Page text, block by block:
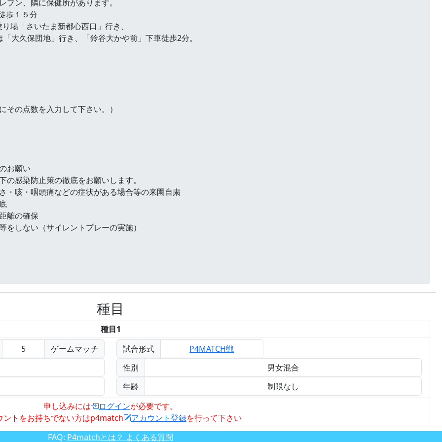
種目
種目1
5
ゲームマッチ 試合形式
P4MATCH戦
性別
男女混合
年齢
制限なし
申し込みには
ログインが必要です。
ントをお持ちでない方はp4match
アカウント登録を行って下さい
FAQ: P4matchとは？ よくある質問